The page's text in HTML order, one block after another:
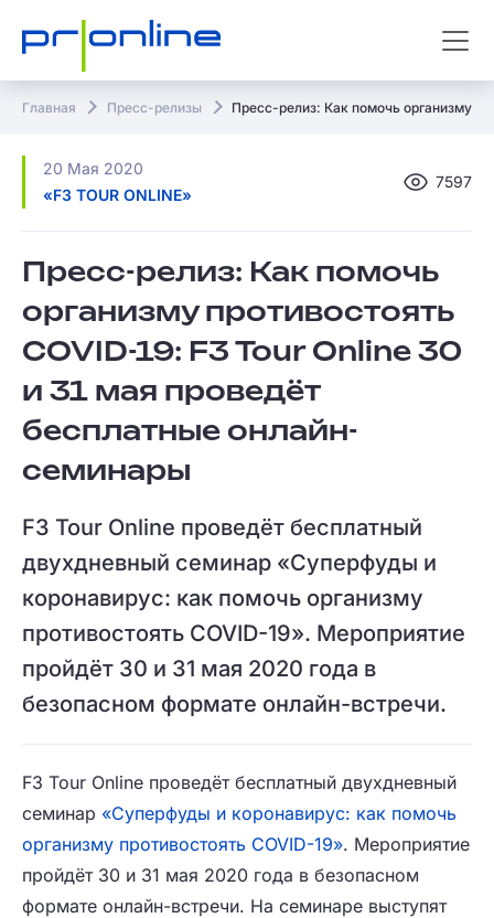
Главная Пресс-релизы Пресс-релиз: Как помочь организму
20 Мая 2020
«F3 TOUR ONLINE»
7597
Пресс-релиз: Как помочь
организму противостоять
COVID-19: F3 Tour Online 30
и 31 мая проведёт
бесплатные онлайн-
семинары
F3 Tour Online проведёт бесплатный
двухдневный семинар «Суперфуды и
коронавирус: как помочь организму
противостоять COVID-19». Мероприятие
пройдёт 30 и 31 мая 2020 года в
безопасном формате онлайн-встречи.
F3 Tour Online проведёт бесплатный двухдневный
семинар «Суперфуды и коронавирус: как помочь
организму противостоять COVID-19». Мероприятие
пройдёт 30 и 31 мая 2020 года в безопасном
формате онлайн-встречи. На семинаре выступят